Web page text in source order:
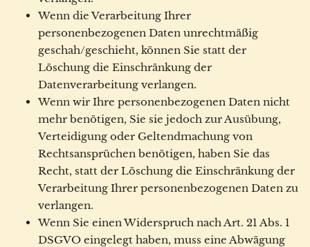
Wenn die Verarbeitung Ihrer
personenbezogenen Daten unrechtmäßig
geschah/geschieht, können Sie statt der
Löschung die Einschränkung der
Datenverarbeitung verlangen.
Wenn wir Ihre personenbezogenen Daten nicht
mehr benötigen, Sie sie jedoch zur Ausübung,
Verteidigung oder Geltendmachung von
Rechtsansprüchen benötigen, haben Sie das
Recht, statt der Löschung die Einschränkung der
Verarbeitung Ihrer personenbezogenen Daten zu
verlangen.
Wenn Sie einen Widerspruch nach Art. 21 Abs. 1
DSGVO eingelegt haben, muss eine Abwägung